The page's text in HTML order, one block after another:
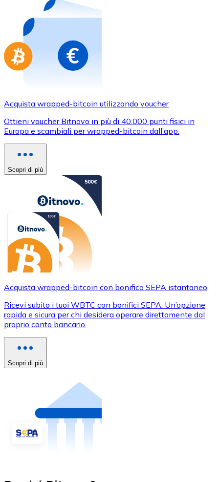
Acquista gift card dei tuoi marchi preferiti con
Vai al negozio di carte regalo
Acquista wrapped-bitcoin utilizzando voucher
Ottieni voucher Bitnovo in più di 40.000 punti fisici in
Europa e scambiali per wrapped-bitcoin dall’app.
Scopri di più
Acquista wrapped-bitcoin con bonifico SEPA istantaneo
Ricevi subito i tuoi WBTC con bonifici SEPA. Un’opzione
rapida e sicura per chi desidera operare direttamente dal
proprio conto bancario.
Scopri di più